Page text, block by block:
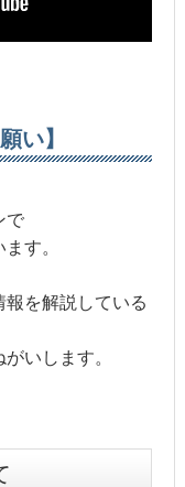
い】
で
す。
報を解説している
いします。